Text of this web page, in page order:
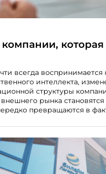
всегда воспринимается
интеллекта,
структуры
рынка
превращаются в